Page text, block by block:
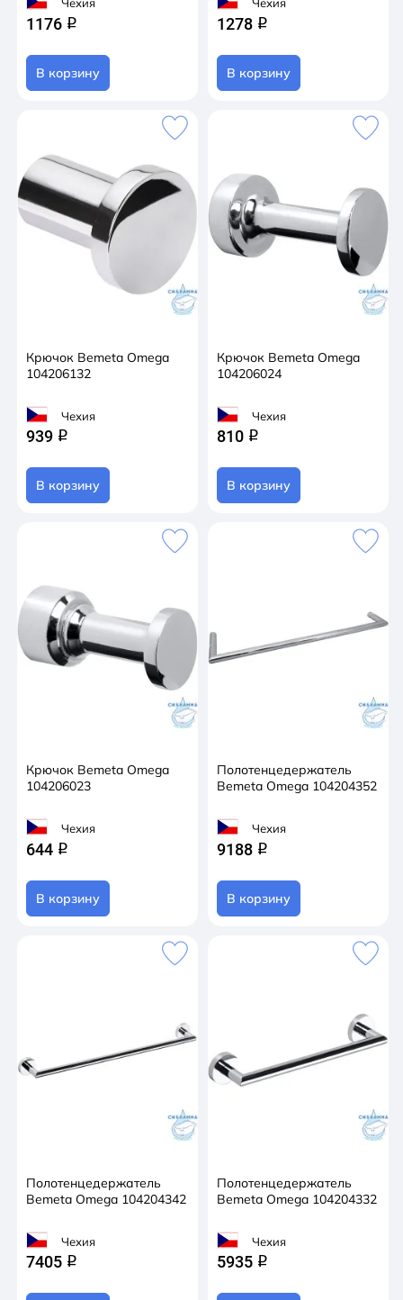
1176 q
В корзину
1278 q
В корзину
Крючок Bemeta Omega
104206132
Чехия
939 q
В корзину
Крючок Bemeta Omega
104206024
Чехия
810 q
В корзину
Крючок Bemeta Omega
104206023
Чехия
644 q
В корзину
Полотенцедержатель
Bemeta Omega 104204352
Чехия
9188 q
В корзину
Полотенцедержатель
Bemeta Omega 104204342
Чехия
7405 q
Полотенцедержатель
Bemeta Omega 104204332
Чехия
5935 q